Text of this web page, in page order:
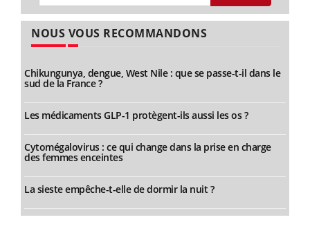
NOUS VOUS RECOMMANDONS
Chikungunya, dengue, West Nile : que se passe-t-il dans le
sud de la France ?
Les médicaments GLP-1 protègent-ils aussi les os ?
Cytomégalovirus : ce qui change dans la prise en charge
des femmes enceintes
La sieste empêche-t-elle de dormir la nuit ?